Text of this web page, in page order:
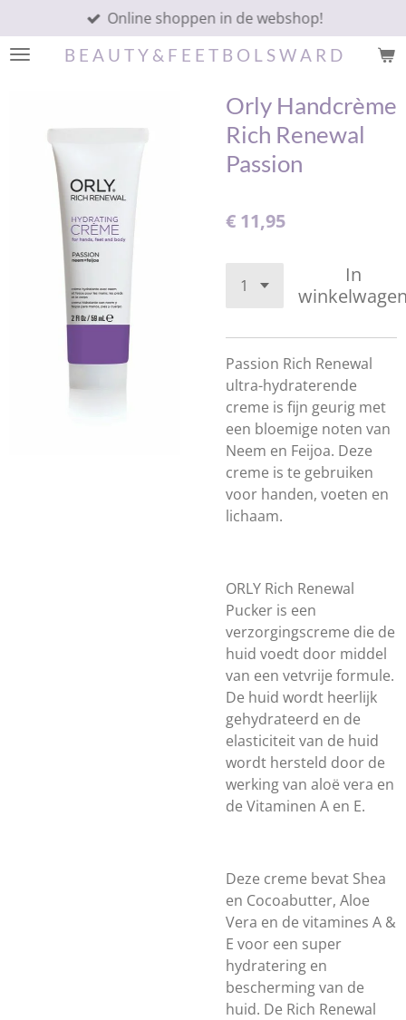
direct
naar
B E A U T Y & F E E T B O L S W A R D
Online shoppen in de webshop!
Orly Handcrème
Rich Renewal
Passion
€ 11,95
In
Passion Rich Renewal
ultra-hydraterende
creme is fijn geurig met
een bloemige noten van
Neem en Feijoa. Deze
creme is te gebruiken
voor handen, voeten en
lichaam.
ORLY Rich Renewal
Pucker is een
verzorgingscreme die de
huid voedt door middel
van een vetvrije formule.
De huid wordt heerlijk
gehydrateerd en de
elasticiteit van de huid
wordt hersteld door de
werking van aloë vera en
de Vitaminen A en E.
Deze creme bevat Shea
en Cocoabutter, Aloe
Vera en de vitamines A &
E voor een super
hydratering en
bescherming van de
huid. De Rich Renewal